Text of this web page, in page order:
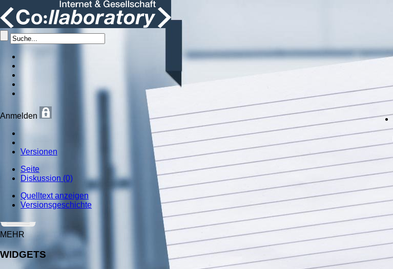
Anmelden
Versionen
Seite
Diskussion (0)
Quelltext anzeigen
Versionsgeschichte
MEHR
WIDGETS